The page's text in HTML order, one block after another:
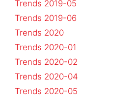
Trends 2019-05
Trends 2019-06
Trends 2020
Trends 2020-01
Trends 2020-02
Trends 2020-04
Trends 2020-05